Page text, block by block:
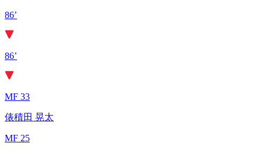
86’
86’
MF 33
俵積田 晃太
MF 25